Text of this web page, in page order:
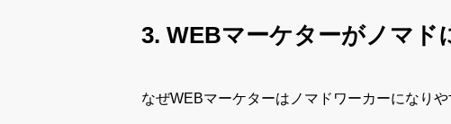
3. WEBマーケターがノマド
なぜWEBマーケターはノマドワーカーになり